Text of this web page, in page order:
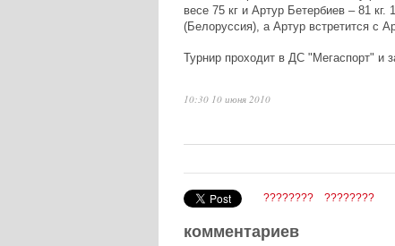
весе 75 кг и Артур Бетербиев – 81
(Белоруссия), а Артур встретится с
Турнир проходит в ДС "Мегаспорт" и
10:30 10 июня 2010
???????? ????????
комментариев